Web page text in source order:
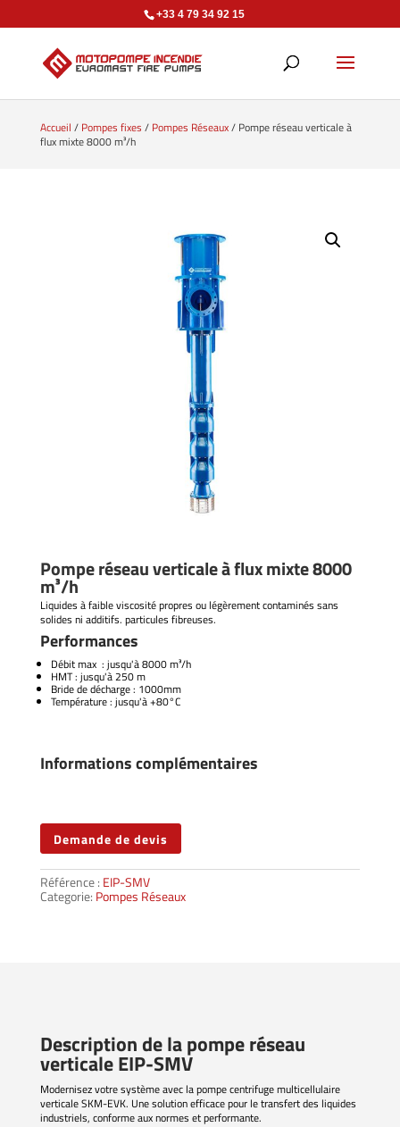
+33 4 79 34 92 15
Accueil / Pompes fixes / Pompes Réseaux/ Pompe réseau verticale à
flux mixte 8000 m³/h
Pompe réseau verticale à flux mixte 8000
m³/h
Liquides à faible viscosité propres ou légèrement contaminés sans
solides ni additifs. particules fibreuses.
Performances
Débit max : jusqu'à 8000 m³/h
HMT : jusqu'à 250 m
Bride de décharge : 1000mm
Température : jusqu'à +80°C
Informations complémentaires
Demande de devis
Référence : EIP-SMV
Categorie: Pompes Réseaux
Description de la pompe réseau
verticale EIP-SMV
Modernisez votre système avec la pompe centrifuge multicellulaire
verticale SKM-EVK. Une solution efficace pour le transfert des liquides
industriels, conforme aux normes et performante.